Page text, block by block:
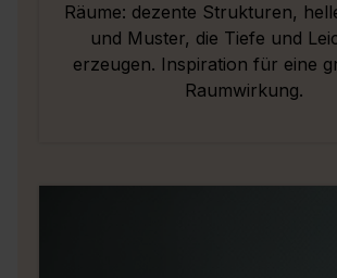
Räume: dezente Strukturen,
und Muster, die Tiefe und
erzeugen. Inspiration für eine
Raumwirkung.